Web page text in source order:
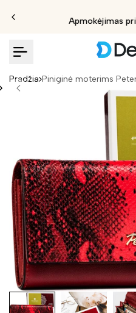
Apmokėjimas
Pradžia Piniginė moterims